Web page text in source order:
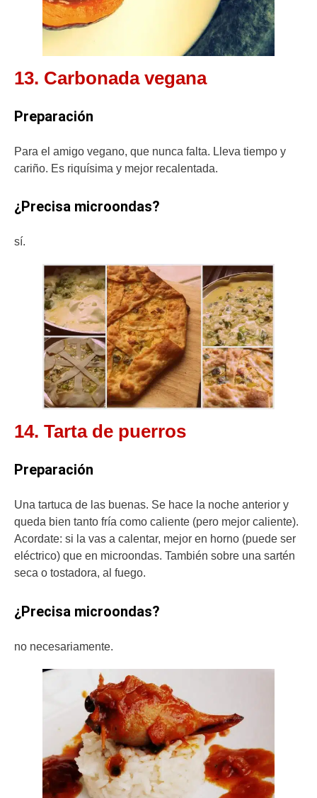
13. Carbonada vegana
Preparación
Para el amigo vegano, que nunca falta. Lleva tiempo y
cariño. Es riquísima y mejor recalentada.
¿Precisa microondas?
sí.
14. Tarta de puerros
Preparación
Una tartuca de las buenas. Se hace la noche anterior y
queda bien tanto fría como caliente (pero mejor caliente).
Acordate: si la vas a calentar, mejor en horno (puede ser
eléctrico) que en microondas. También sobre una sartén
seca o tostadora, al fuego.
¿Precisa microondas?
no necesariamente.